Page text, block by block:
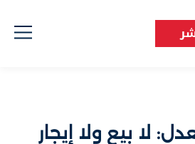
لا بيع ولا إيجار